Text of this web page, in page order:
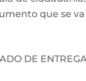
que se va
DE